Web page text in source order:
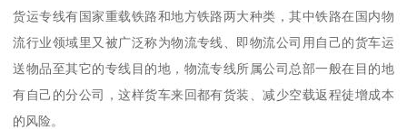
货运专线有国家重载铁路和地方铁路两大种类，其中铁路在国内物
流行业领域里又被广泛称为物流专线、即物流公司用自己的货车运
送物品至其它的专线目的地，物流专线所属公司总部一般在目的地
有自己的分公司，这样货车来回都有货装、减少空载返程徒增成本
的风险。